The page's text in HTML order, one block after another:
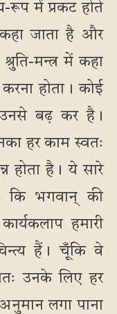
रूप में प्रकट होते
जाता है और
मन्त्र में कहा
होता। कोई
बढ़ कर है।
हर काम स्वतः
होता है। ये सारे
कि भगवान् की
हमारी
हैं। चूँकि वे
उनके लिए हर
लगा पाना